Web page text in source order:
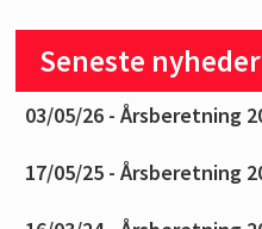
Seneste nyheder